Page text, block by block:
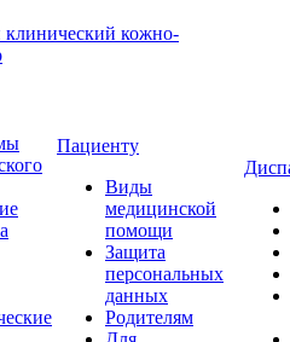
Пациенту
Виды
медицинской
помощи
Защита
персональных
данных
Родителям